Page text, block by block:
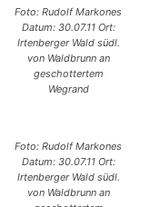
Foto: Rudolf Markones
Datum: 30.07.11 Ort:
Irtenberger Wald südl.
von Waldbrunn an
geschottertem
Wegrand
Foto: Rudolf Markones
Datum: 30.07.11 Ort:
Irtenberger Wald südl.
von Waldbrunn an